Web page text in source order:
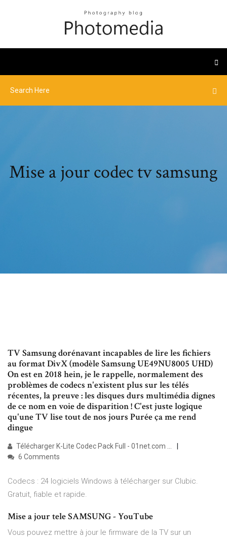
Mise a jour codec tv samsung
TV Samsung dorénavant incapables de lire les fichiers
au format DivX (modèle Samsung UE49NU8005 UHD)
On est en 2018 hein, je le rappelle, normalement des
problèmes de codecs n'existent plus sur les télés
récentes, la preuve : les disques durs multimédia dignes
de ce nom en voie de disparition ! C'est juste logique
qu'une TV lise tout de nos jours Purée ça me rend
dingue
Télécharger K-Lite Codec Pack Full - 01net.com ...
6 Comments
Codecs : 24 logiciels Windows à télécharger sur Clubic.
Gratuit, fiable et rapide.
Mise a jour tele SAMSUNG - YouTube
Vous pouvez mettre à jour le firmware de la TV sur un